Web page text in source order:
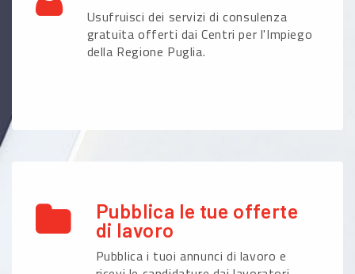
Usufruisci dei servizi di consulenza
gratuita offerti dai Centri per l'Impiego
della Regione Puglia.
Pubblica le tue offerte
di lavoro
Pubblica i tuoi annunci di lavoro e